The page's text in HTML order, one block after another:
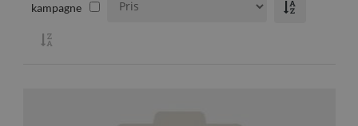
kampagne